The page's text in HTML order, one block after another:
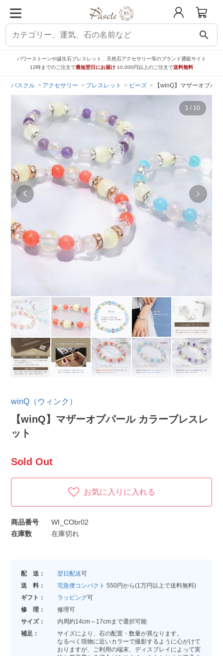
search
パワーストーンや誕生石ブレスレット、天然石アクセサリー等のブランド通販サイト
12時までのご注文で最短翌日にお届け 10,000円以上のご注文で送料無料
パスクル アクセサリー ブレスレット ビーズ 【winQ】マザーオブパ
1 / 10
winQ（ウィンク）
【winQ】マザーオブパール カラーブレスレ
ット
Sold Out
お気に入りに入れる
商品番号
WI_CObr02
在庫数
在庫切れ
配 送： 翌日配送可
送 料：
宅急便コンパクト 550円から(1万円以上で送料無料)
ギフト：
ラッピング可
修 理：
修理可
サイズ：
内周約14cm～17cmまで選択可能
補足：
サイズにより、石の配置・数量が異なります。
なるべく現物に近いカラーで撮影するように心がけて
おりますが、ご利用の端末、ディスプレイによって実